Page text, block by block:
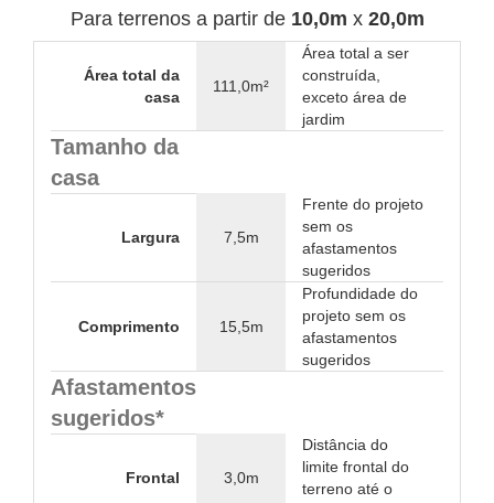
Para terrenos a partir de 10,0m x 20,0m
Área total da
casa
111,0m²
Área total a ser
construída,
exceto área de
jardim
Tamanho da
casa
Largura 7,5m
Frente do projeto
sem os
afastamentos
sugeridos
Comprimento 15,5m
Profundidade do
projeto sem os
afastamentos
sugeridos
Afastamentos
sugeridos*
Frontal 3,0m
Distância do
limite frontal do
terreno até o